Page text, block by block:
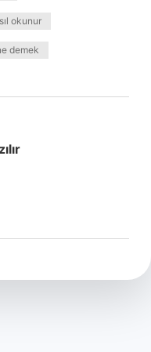
okunur
demek